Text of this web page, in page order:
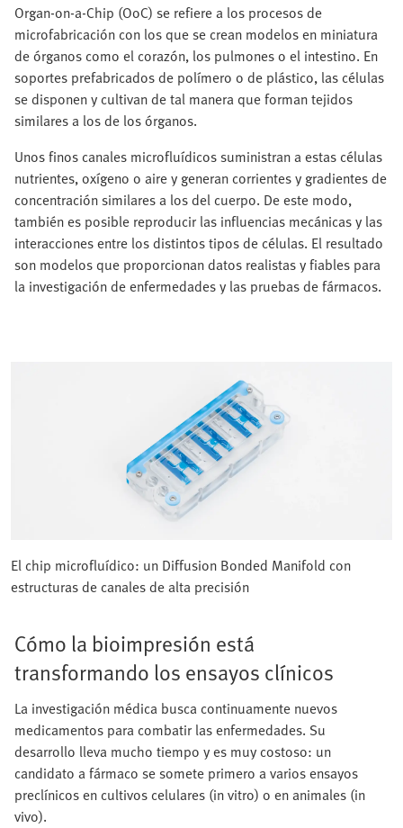
Organ‑on‑a‑Chip (OoC) se refiere a los procesos de
microfabricación con los que se crean modelos en miniatura
de órganos como el corazón, los pulmones o el intestino. En
soportes prefabricados de polímero o de plástico, las células
se disponen y cultivan de tal manera que forman tejidos
similares a los de los órganos.
Unos finos canales microfluídicos suministran a estas células
nutrientes, oxígeno o aire y generan corrientes y gradientes de
concentración similares a los del cuerpo. De este modo,
también es posible reproducir las influencias mecánicas y las
interacciones entre los distintos tipos de células. El resultado
son modelos que proporcionan datos realistas y fiables para
la investigación de enfermedades y las pruebas de fármacos.
El chip microfluídico: un Diffusion Bonded Manifold con
estructuras de canales de alta precisión
Cómo la bioimpresión está
transformando los ensayos clínicos
La investigación médica busca continuamente nuevos
medicamentos para combatir las enfermedades. Su
desarrollo lleva mucho tiempo y es muy costoso: un
candidato a fármaco se somete primero a varios ensayos
preclínicos en cultivos celulares (in vitro) o en animales (in
vivo).